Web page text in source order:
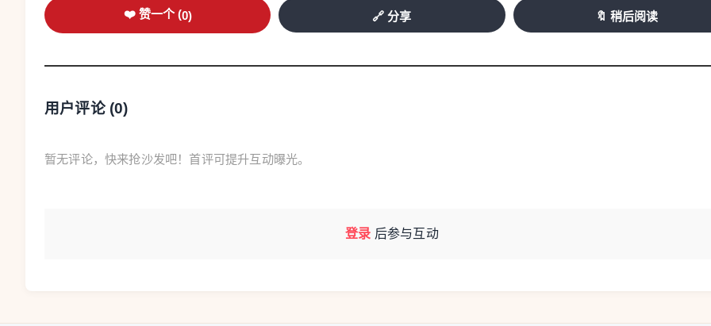
❤️ 赞一个 (0) 🔗 分享 🔖 稍后阅读
用户评论 (0)
暂无评论，快来抢沙发吧！首评可提升互动曝光。
登录 后参与互动